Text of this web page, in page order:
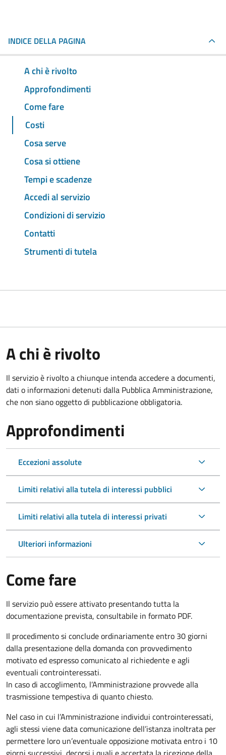
INDICE DELLA PAGINA
A chi è rivolto
Approfondimenti
Come fare
Costi
Cosa serve
Cosa si ottiene
Tempi e scadenze
Accedi al servizio
Condizioni di servizio
Contatti
Strumenti di tutela
A chi è rivolto
Il servizio è rivolto a chiunque intenda accedere a documenti,
dati o informazioni detenuti dalla Pubblica Amministrazione,
che non siano oggetto di pubblicazione obbligatoria.
Approfondimenti
Eccezioni assolute
Limiti relativi alla tutela di interessi pubblici
Limiti relativi alla tutela di interessi privati
Ulteriori informazioni
Come fare
Il servizio può essere attivato presentando tutta la
documentazione prevista, consultabile in formato PDF.
Il procedimento si conclude ordinariamente entro 30 giorni
dalla presentazione della domanda con provvedimento
motivato ed espresso comunicato al richiedente e agli
eventuali controinteressati.
In caso di accoglimento, l’Amministrazione provvede alla
trasmissione tempestiva di quanto chiesto.
Nel caso in cui l’Amministrazione individui controinteressati,
agli stessi viene data comunicazione dell’istanza inoltrata per
permettere loro un’eventuale opposizione motivata entro i 10